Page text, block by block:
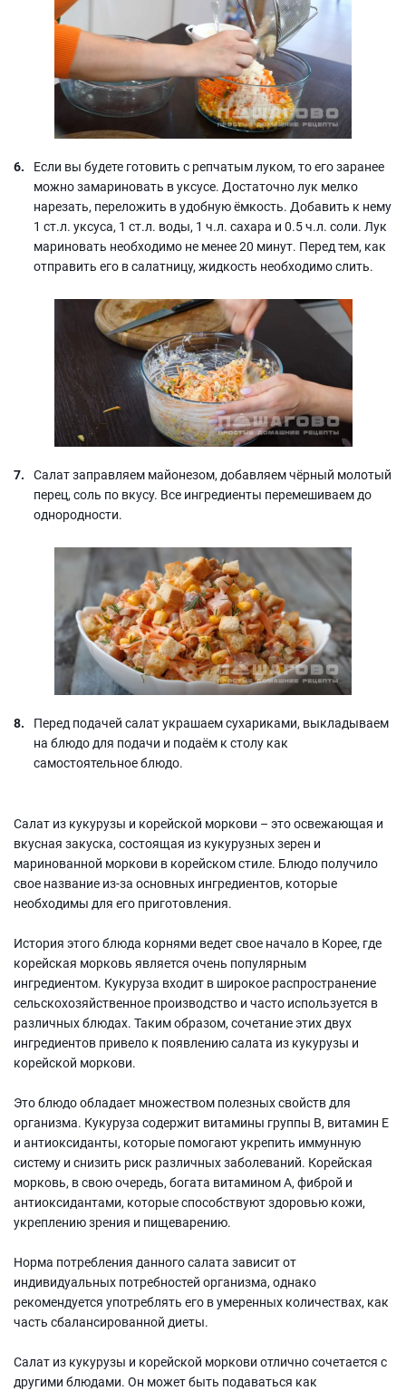
Если вы будете готовить с репчатым луком, то его заранее
можно замариновать в уксусе. Достаточно лук мелко
нарезать, переложить в удобную ёмкость. Добавить к нему
1 ст.л. уксуса, 1 ст.л. воды, 1 ч.л. сахара и 0.5 ч.л. соли. Лук
мариновать необходимо не менее 20 минут. Перед тем, как
отправить его в салатницу, жидкость необходимо слить.
Салат заправляем майонезом, добавляем чёрный молотый
перец, соль по вкусу. Все ингредиенты перемешиваем до
однородности.
Перед подачей салат украшаем сухариками, выкладываем
на блюдо для подачи и подаём к столу как
самостоятельное блюдо.
Салат из кукурузы и корейской моркови – это освежающая и
вкусная закуска, состоящая из кукурузных зерен и
маринованной моркови в корейском стиле. Блюдо получило
свое название из-за основных ингредиентов, которые
необходимы для его приготовления.
История этого блюда корнями ведет свое начало в Корее, где
корейская морковь является очень популярным
ингредиентом. Кукуруза входит в широкое распространение
сельскохозяйственное производство и часто используется в
различных блюдах. Таким образом, сочетание этих двух
ингредиентов привело к появлению салата из кукурузы и
корейской моркови.
Это блюдо обладает множеством полезных свойств для
организма. Кукуруза содержит витамины группы В, витамин Е
и антиоксиданты, которые помогают укрепить иммунную
систему и снизить риск различных заболеваний. Корейская
морковь, в свою очередь, богата витамином А, фиброй и
антиоксидантами, которые способствуют здоровью кожи,
укреплению зрения и пищеварению.
Норма потребления данного салата зависит от
индивидуальных потребностей организма, однако
рекомендуется употреблять его в умеренных количествах, как
часть сбалансированной диеты.
Салат из кукурузы и корейской моркови отлично сочетается с
другими блюдами. Он может быть подаваться как